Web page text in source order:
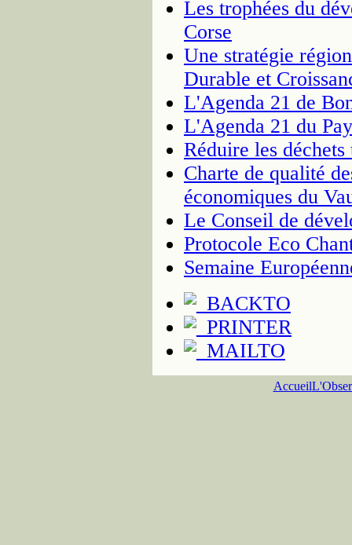
Les trophées du
Corse
Une stratégie
Durable et
L'Agenda 21 de
L'Agenda 21 du
Réduire les
Charte de qualité
économiques du
Le Conseil de
Protocole Eco
Semaine
Accueil